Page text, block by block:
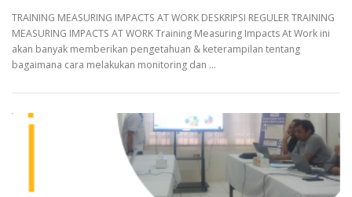
TRAINING MEASURING IMPACTS AT WORK DESKRIPSI REGULER TRAINING
MEASURING IMPACTS AT WORK Training Measuring Impacts At Work ini
akan banyak memberikan pengetahuan & keterampilan tentang
bagaimana cara melakukan monitoring dan …